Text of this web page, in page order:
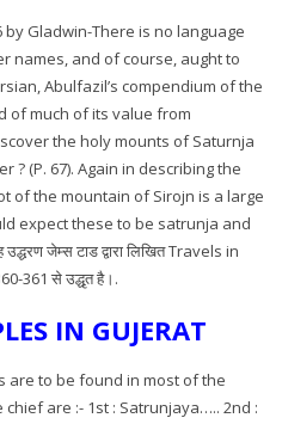
by Gladwin-There is no language
names, and of course, aught to
Abulfazil’s compendium of the
of much of its value from
the holy mounts of Saturnja
? (P. 67). Again in describing the
of the mountain of Sirojn is a large
expect these to be satrunja and
जेम्स टाड द्वारा लिखित Travels in
361 से उद्धृत है।.
IN GUJERAT
are to be found in most of the
are :- 1st : Satrunjaya….. 2nd :